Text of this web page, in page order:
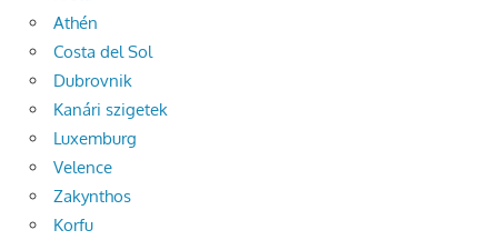
Athén
Costa del Sol
Dubrovnik
Kanári szigetek
Luxemburg
Velence
Zakynthos
Korfu